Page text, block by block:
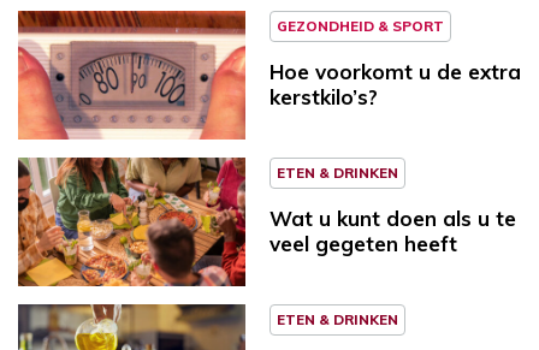
GEZONDHEID & SPORT
Hoe voorkomt u de extra
kerstkilo’s?
ETEN & DRINKEN
Wat u kunt doen als u te
veel gegeten heeft
ETEN & DRINKEN